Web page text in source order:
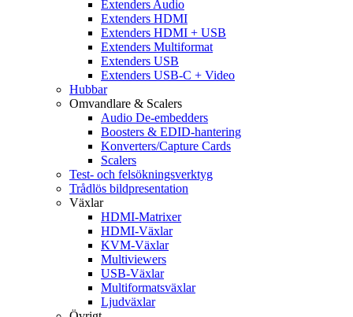
Extenders Audio
Extenders HDMI
Extenders HDMI + USB
Extenders Multiformat
Extenders USB
Extenders USB-C + Video
Hubbar
Omvandlare & Scalers
Audio De-embedders
Boosters & EDID-hantering
Konverters/Capture Cards
Scalers
Test- och felsökningsverktyg
Trådlös bildpresentation
Växlar
HDMI-Matrixer
HDMI-Växlar
KVM-Växlar
Multiviewers
USB-Växlar
Multiformatsväxlar
Ljudväxlar